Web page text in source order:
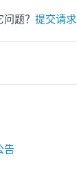
题？ 提交请求
告